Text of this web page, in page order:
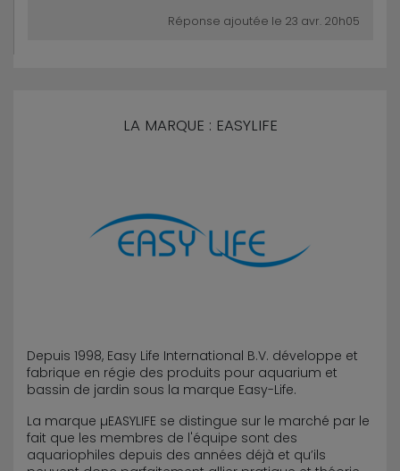
Réponse ajoutée le 23 avr. 20h05
LA MARQUE : EASYLIFE
Depuis 1998, Easy Life International B.V. développe et
fabrique en régie des produits pour aquarium et
bassin de jardin sous la marque Easy-Life.
La marque µEASYLIFE se distingue sur le marché par le
fait que les membres de l'équipe sont des
aquariophiles depuis des années déjà et qu’ils